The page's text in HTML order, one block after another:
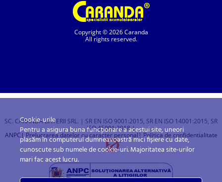
Copyright © 2026 Caranda
All rights reserved.
SC. CARANDA BATERII SRL. | SR EN ISO 9001:2015, SR EN ISO 14001:2015, SR
ISO 45001:2018 |
ANPC | Prelucrarea datelor cu caracter personal| Politica de confidentialitate
Cookie-urile
Pentru a asigura buna funcționare a acestui site, uneori
plasăm în computerul dumneavoastră mici fișiere cu date,
cunoscute sub numele de cookie-uri. Majoritatea site-urilor
mari fac acest lucru.